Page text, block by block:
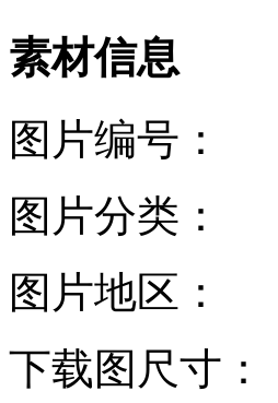
素材信息
图片编号：
图片分类：
图片地区：
下载图尺寸：